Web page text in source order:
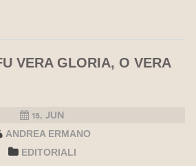
VERA GLORIA, O VERA
15, JUN
ANDREA ERMANO
EDITORIALI